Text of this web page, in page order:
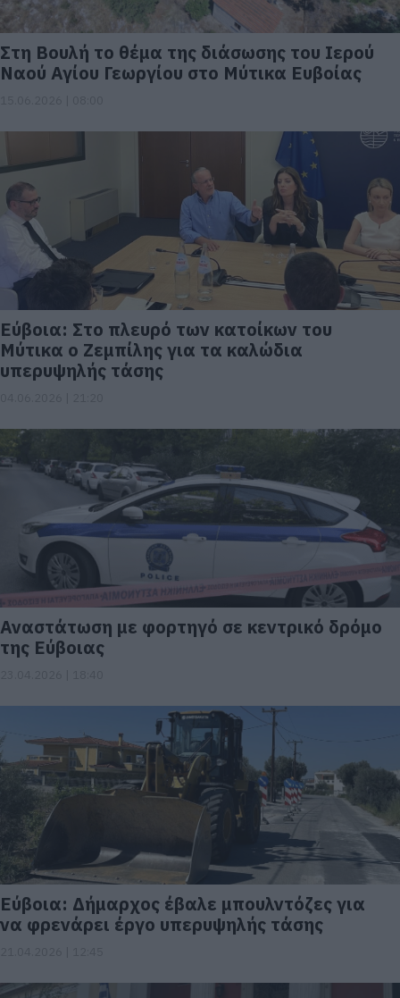
Στη Βουλή το θέμα της διάσωσης του Ιερού
Ναού Αγίου Γεωργίου στο Μύτικα Ευβοίας
Εύβοια: Στο πλευρό των κατοίκων του
Μύτικα ο Ζεμπίλης για τα καλώδια
υπερυψηλής τάσης
Αναστάτωση με φορτηγό σε κεντρικό δρόμο
της Εύβοιας
Εύβοια: Δήμαρχος έβαλε μπουλντόζες για
να φρενάρει έργο υπερυψηλής τάσης